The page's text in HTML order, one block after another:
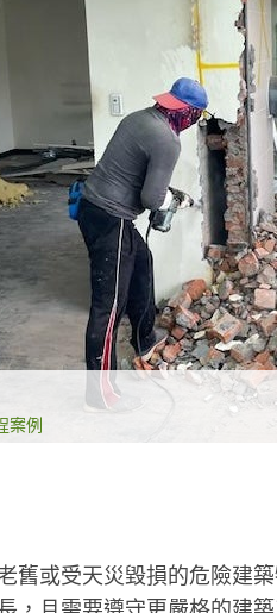
案例
舊或受天災毀損的危險建